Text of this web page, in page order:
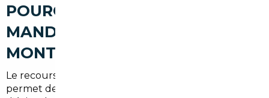
POURQUOI FAIRE APPEL À UN
MANDATAIRE AUTO À
MONTROUGE
Le recours à un
permet de réaliser des économies significatives,